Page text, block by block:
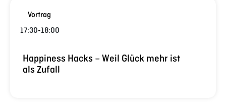
Vortrag
17:30-18:00
Happiness Hacks – Weil Glück mehr ist
als Zufall